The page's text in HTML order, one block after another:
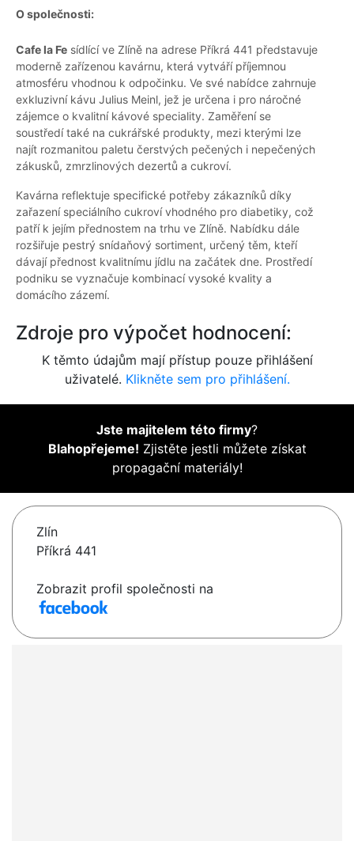
O společnosti:
Cafe la Fe sídlící ve Zlíně na adrese Příkrá 441 představuje
moderně zařízenou kavárnu, která vytváří příjemnou
atmosféru vhodnou k odpočinku. Ve své nabídce zahrnuje
exkluzivní kávu Julius Meinl, jež je určena i pro náročné
zájemce o kvalitní kávové speciality. Zaměření se
soustředí také na cukrářské produkty, mezi kterými lze
najít rozmanitou paletu čerstvých pečených i nepečených
zákusků, zmrzlinových dezertů a cukroví.
Kavárna reflektuje specifické potřeby zákazníků díky
zařazení speciálního cukroví vhodného pro diabetiky, což
patří k jejím přednostem na trhu ve Zlíně. Nabídku dále
rozšiřuje pestrý snídaňový sortiment, určený těm, kteří
dávají přednost kvalitnímu jídlu na začátek dne. Prostředí
podniku se vyznačuje kombinací vysoké kvality a
domácího zázemí.
Zdroje pro výpočet hodnocení:
K těmto údajům mají přístup pouze přihlášení
uživatelé. Klikněte sem pro přihlášení.
Jste majitelem této firmy?
Blahopřejeme! Zjistěte jestli můžete získat
propagační materiály!
Zlín
Příkrá 441
Zobrazit profil společnosti na